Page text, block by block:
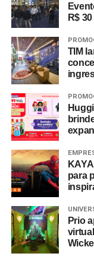
ESG estruturado
Mais do que
incorporou
operacional de
com a startup
selo Save Food da
primeira do país a
alimentares à
A estreia da
BMG, garantindo o
de alimentos. A
614 refeições para
evitou a emissão
a destinação
indicadores
clientes da
R$
TIM
para
Prio